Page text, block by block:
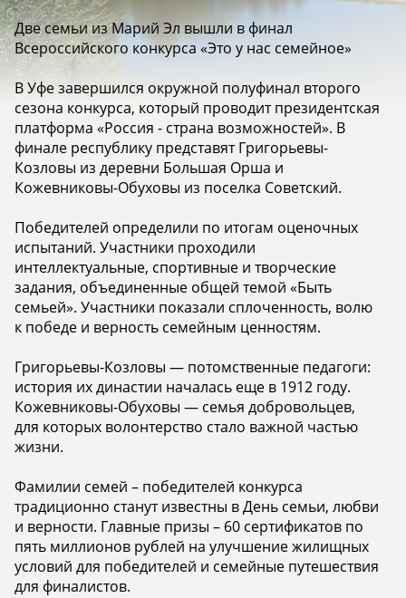
Две семьи из Марий Эл вышли в финал
Всероссийского конкурса «Это у нас семейное»
В Уфе завершился окружной полуфинал второго
сезона конкурса, который проводит президентская
платформа «Россия - страна возможностей». В
финале республику представят Григорьевы-
Козловы из деревни Большая Орша и
Кожевниковы-Обуховы из поселка Советский.
Победителей определили по итогам оценочных
испытаний. Участники проходили
интеллектуальные, спортивные и творческие
задания, объединенные общей темой «Быть
семьей». Участники показали сплоченность, волю
к победе и верность семейным ценностям.
Григорьевы-Козловы — потомственные педагоги:
история их династии началась еще в 1912 году.
Кожевниковы-Обуховы — семья добровольцев,
для которых волонтерство стало важной частью
жизни.
Фамилии семей – победителей конкурса
традиционно станут известны в День семьи, любви
и верности. Главные призы – 60 сертификатов по
пять миллионов рублей на улучшение жилищных
условий для победителей и семейные путешествия
для финалистов.